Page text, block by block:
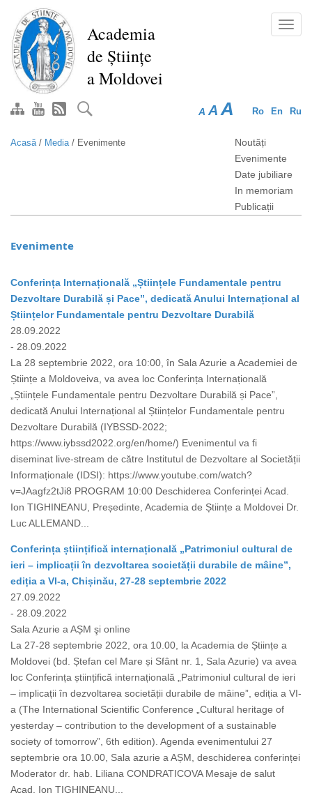
conţinutul
principal
Academia
de Științe
a Moldovei
Ro En Ru
A A A
Acasă/ Media/ Evenimente
Noutăți
Evenimente
Date jubiliare
In memoriam
Publicații
Evenimente
Conferința Internațională „Științele Fundamentale pentru
Dezvoltare Durabilă și Pace”, dedicată Anului Internațional al
Științelor Fundamentale pentru Dezvoltare Durabilă
28.09.2022
- 28.09.2022
La 28 septembrie 2022, ora 10:00, în Sala Azurie a Academiei de
Științe a Moldoveiva, va avea loc Conferința Internațională
„Științele Fundamentale pentru Dezvoltare Durabilă și Pace”,
dedicată Anului Internațional al Științelor Fundamentale pentru
Dezvoltare Durabilă (IYBSSD-2022;
https://www.iybssd2022.org/en/home/) Evenimentul va fi
diseminat live-stream de către Institutul de Dezvoltare al Societății
Informaționale (IDSI): https://www.youtube.com/watch?
v=JAagfz2tJi8 PROGRAM 10:00 Deschiderea Conferinței Acad.
Ion TIGHINEANU, Președinte, Academia de Științe a Moldovei Dr.
Luc ALLEMAND...
Conferința științifică internațională „Patrimoniul cultural de
ieri – implicații în dezvoltarea societății durabile de mâine”,
ediția a VI-a, Chișinău, 27-28 septembrie 2022
27.09.2022
- 28.09.2022
Sala Azurie a AȘM şi online
La 27-28 septembrie 2022, ora 10.00, la Academia de Științe a
Moldovei (bd. Ștefan cel Mare și Sfânt nr. 1, Sala Azurie) va avea
loc Conferința științifică internațională „Patrimoniul cultural de ieri
– implicații în dezvoltarea societății durabile de mâine”, ediția a VI-
a (The International Scientific Conference „Cultural heritage of
yesterday – contribution to the development of a sustainable
society of tomorrow”, 6th edition). Agenda evenimentului 27
septembrie ora 10.00, Sala azurie a AȘM, deschiderea conferinței
Moderator dr. hab. Liliana CONDRATICOVA Mesaje de salut
Acad. Ion TIGHINEANU...